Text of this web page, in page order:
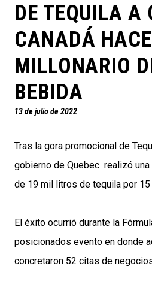
DE TEQUILA A
CANADÁ
MILLONARIO
BEBIDA
13 de julio de 2022
Tras la gora promocional de
gobierno de Quebec realizó
de 19 mil litros de tequila por
El éxito ocurrió durante la
posicionados evento en donde
concretaron 52 citas de